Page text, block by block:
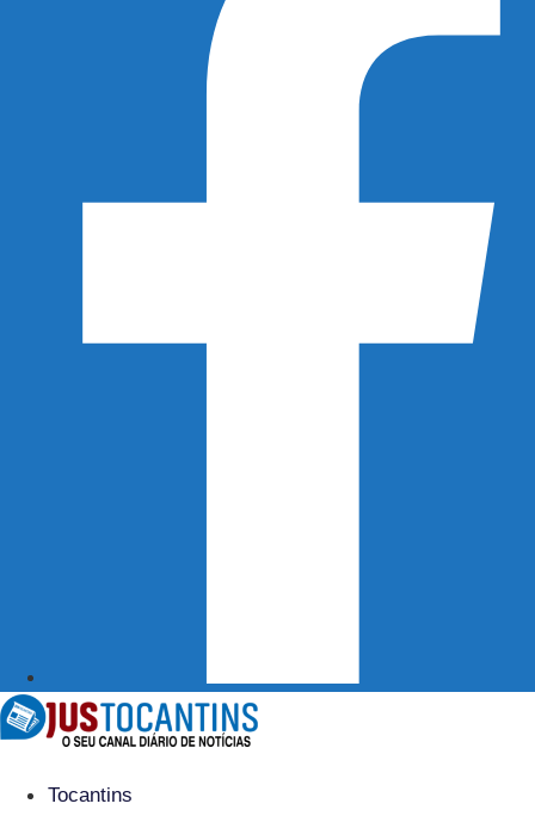
Tocantins